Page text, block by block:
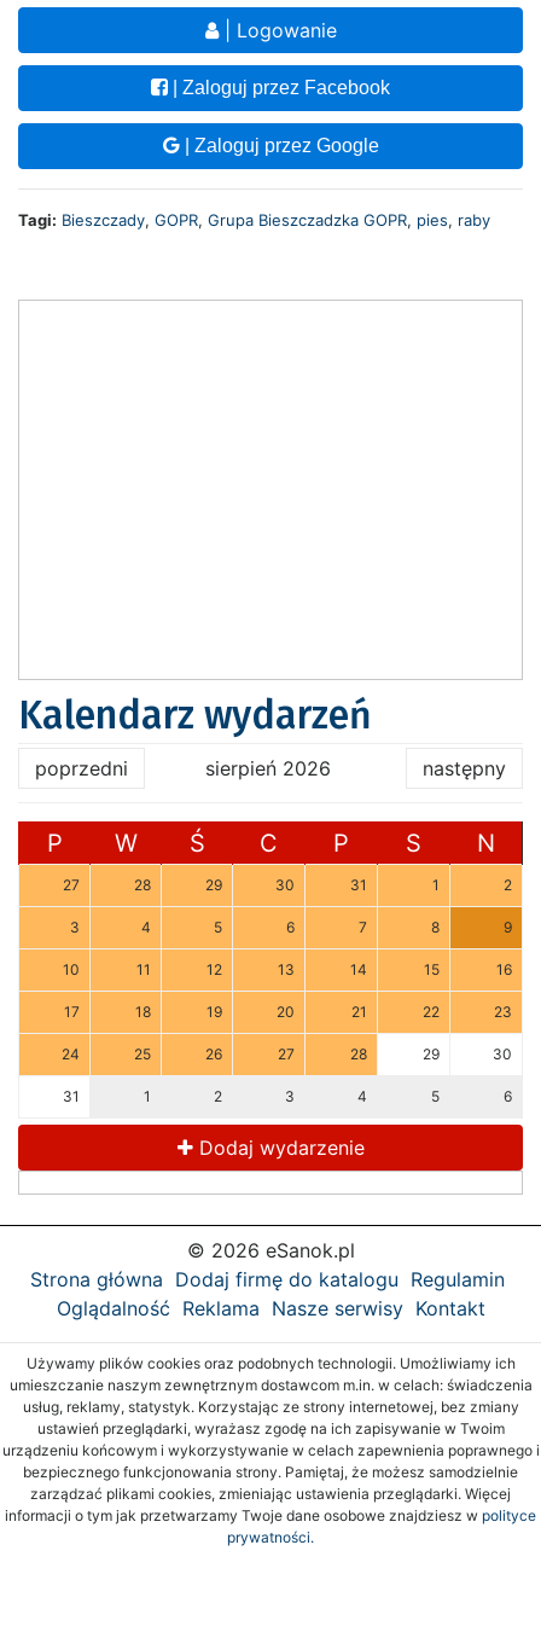
| Logowanie
| Zaloguj przez Facebook
| Zaloguj przez Google
Tagi: Bieszczady, GOPR, Grupa Bieszczadzka GOPR, pies, raby
Kalendarz wydarzeń
poprzedni sierpień 2026 następny
P W Ś C P S N
27 28 29 30 31 1 2
3 4 5 6 7 8 9
10 11 12 13 14 15 16
17 18 19 20 21 22 23
24 25 26 27 28 29 30
31 1 2 3 4 5 6
Dodaj wydarzenie
© 2026 eSanok.pl
Strona główna Dodaj firmę do katalogu Regulamin
Oglądalność Reklama Nasze serwisy Kontakt
Używamy plików cookies oraz podobnych technologii. Umożliwiamy ich
umieszczanie naszym zewnętrznym dostawcom m.in. w celach: świadczenia
usług, reklamy, statystyk. Korzystając ze strony internetowej, bez zmiany
ustawień przeglądarki, wyrażasz zgodę na ich zapisywanie w Twoim
urządzeniu końcowym i wykorzystywanie w celach zapewnienia poprawnego i
bezpiecznego funkcjonowania strony. Pamiętaj, że możesz samodzielnie
zarządzać plikami cookies, zmieniając ustawienia przeglądarki. Więcej
informacji o tym jak przetwarzamy Twoje dane osobowe znajdziesz w polityce
prywatności.